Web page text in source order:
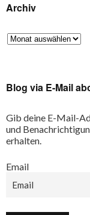
Archiv
Blog via E-Mail
Gib deine E-Mail-
und
erhalten.
Email